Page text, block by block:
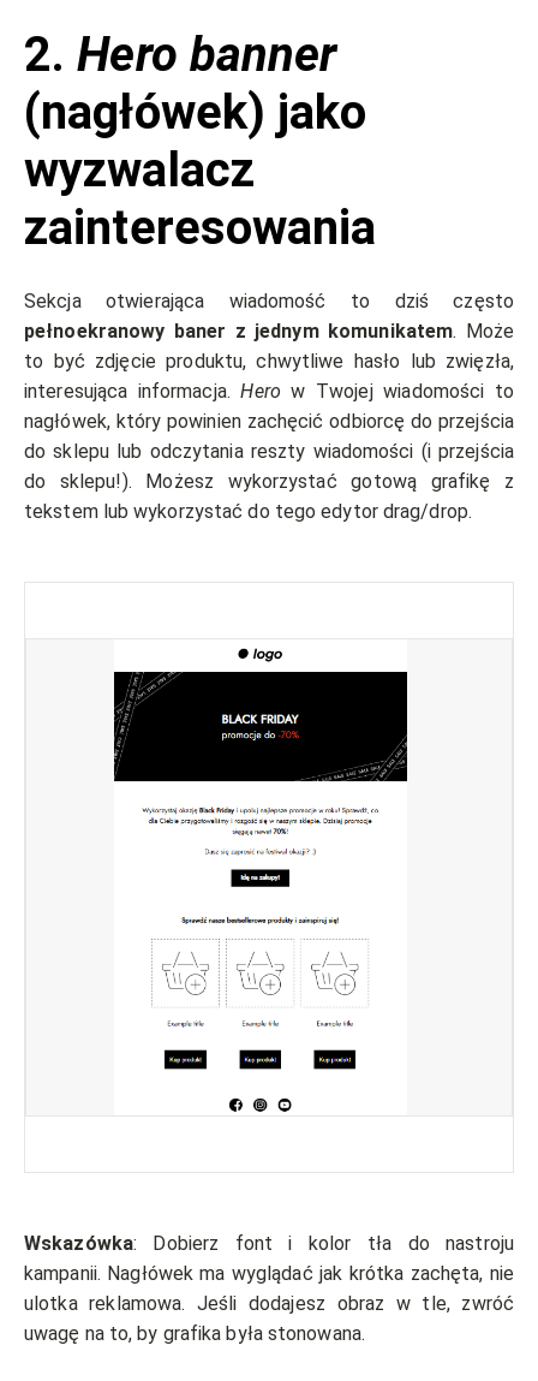
2.Hero banner
(nagłówek) jako
wyzwalacz
zainteresowania
Sekcja otwierająca wiadomość to dziś często
pełnoekranowy baner z jednym komunikatem. Może
to być zdjęcie produktu, chwytliwe hasło lub zwięzła,
interesująca informacja.Hero w Twojej wiadomości to
nagłówek, który powinien zachęcić odbiorcę do przejścia
do sklepu lub odczytania reszty wiadomości (i przejścia
do sklepu!). Możesz wykorzystać gotową grafikę z
tekstem lub wykorzystać do tego edytor drag/drop.
Wskazówka: Dobierz font i kolor tła do nastroju
kampanii. Nagłówek ma wyglądać jak krótka zachęta, nie
ulotka reklamowa. Jeśli dodajesz obraz w tle, zwróć
uwagę na to, by grafika była stonowana.